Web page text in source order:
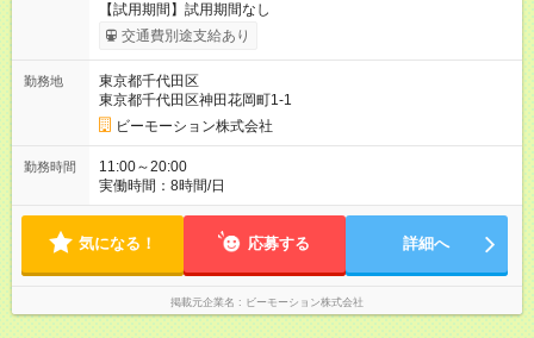
【試用期間】試用期間なし
交通費別途支給あり
勤務地
東京都千代田区
東京都千代田区神田花岡町1-1
ビーモーション株式会社
勤務時間
11:00～20:00
実働時間：8時間/日
気になる！ 応募する 詳細へ
掲載元企業名 ビーモーション株式会社